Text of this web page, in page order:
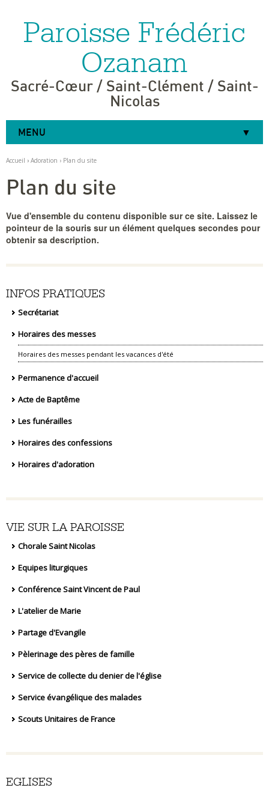
navigation
personnelsParoisse Frédéric
Ozanam
Sacré-Cœur / Saint-Clément / Saint-
Nicolas
MENU
Accueil › Adoration › Plan du site
Plan du site
Vue d'ensemble du contenu disponible sur ce site. Laissez le
pointeur de la souris sur un élément quelques secondes pour
obtenir sa description.
INFOS PRATIQUES
Secrétariat
Horaires des messes
Horaires des messes pendant les vacances d'été
Permanence d'accueil
Acte de Baptême
Les funérailles
Horaires des confessions
Horaires d'adoration
VIE SUR LA PAROISSE
Chorale Saint Nicolas
Equipes liturgiques
Conférence Saint Vincent de Paul
L'atelier de Marie
Partage d'Evangile
Pèlerinage des pères de famille
Service de collecte du denier de l'église
Service évangélique des malades
Scouts Unitaires de France
EGLISES